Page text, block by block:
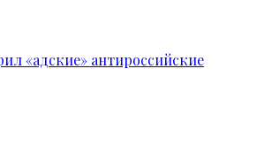
«адские» антироссийские